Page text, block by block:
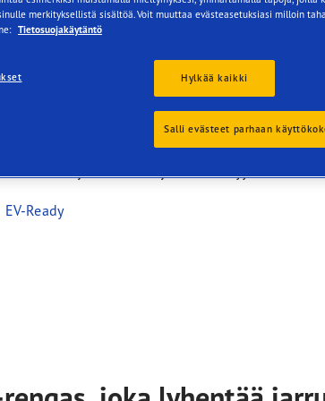
säästävä SUV-rengas, joka
Polttoainetta säästävä rakenne
Lyhyet jarrutusmatkat märillä ja kuivilla teillä
EV-Ready
merkityksellistä sisältöä. Voit muuttaa evästeasetuksiasi milloin
Tietosuojakäytäntö
Hylkää kaikki
Salli evästeet parhaan